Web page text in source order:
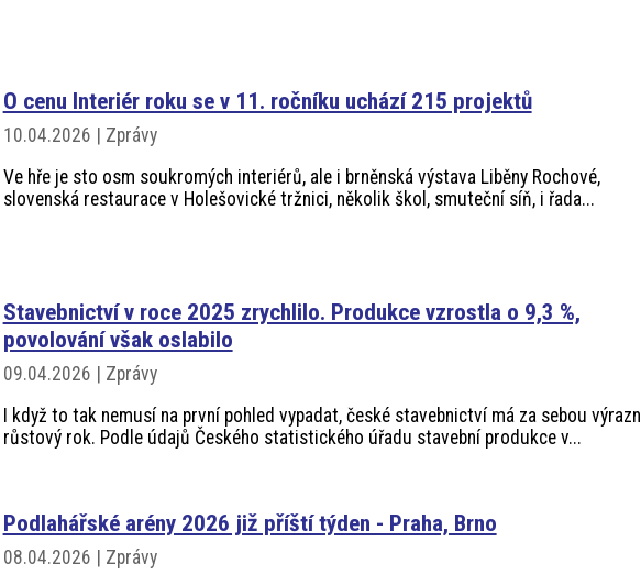
O cenu Interiér roku se v 11. ročníku uchází 215 projektů
10.04.2026 | Zprávy
Ve hře je sto osm soukromých interiérů, ale i brněnská výstava Liběny Rochové,
slovenská restaurace v Holešovické tržnici, několik škol, smuteční síň, i řada...
Stavebnictví v roce 2025 zrychlilo. Produkce vzrostla o 9,3 %,
povolování však oslabilo
09.04.2026 | Zprávy
I když to tak nemusí na první pohled vypadat, české stavebnictví má za sebou
růstový rok. Podle údajů Českého statistického úřadu stavební produkce v...
Podlahářské arény 2026 již příští týden - Praha, Brno
08.04.2026 | Zprávy